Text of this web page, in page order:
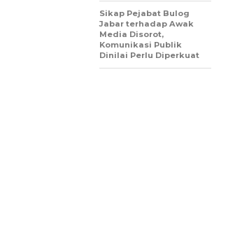
Sikap Pejabat Bulog
Jabar terhadap Awak
Media Disorot,
Komunikasi Publik
Dinilai Perlu Diperkuat